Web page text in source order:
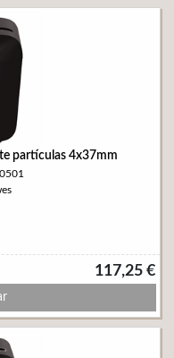
partículas 4x37mm
117,25 €